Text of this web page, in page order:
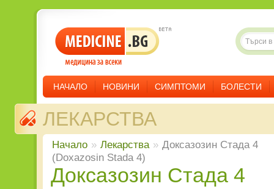
НАЧАЛО НОВИНИ СИМПТОМИ БОЛЕСТИ
ЛЕКАРСТВА
Начало » Лекарства » Доксазозин Стада 4
(Doxazosin Stada 4)
Доксазозин Стада 4